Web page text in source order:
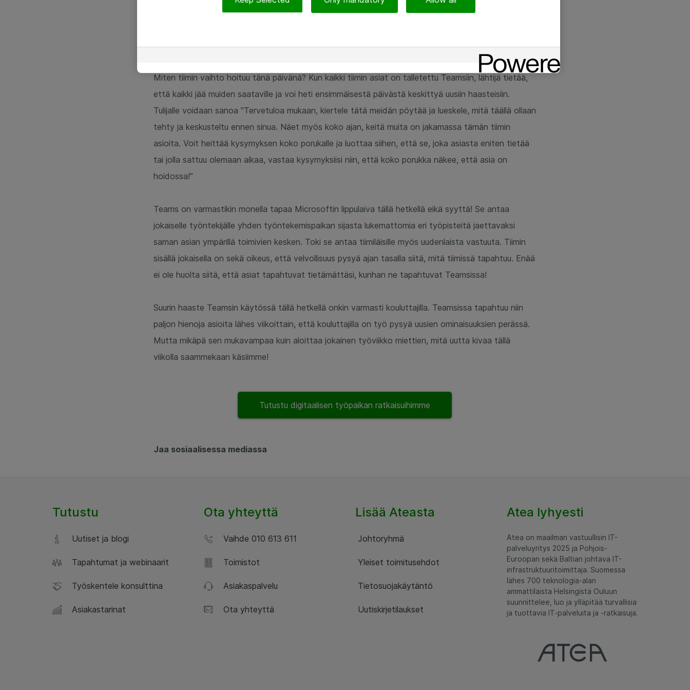
päällä lappunen, jossa saatesanoiksi luki "Tervetuloa mukaan, opiskele näistä, miten meillä tehdään
ihmeessä tähän tiimiin nyt kuuluikaan, keneltä voin kysyä, mistä löydän lisätietoja? Tuttua?
Miten tiimin vaihto hoituu tänä päivänä? Kun kaikki tiimin asiat on talletettu Teamsiin, lähtijä tietää,
että kaikki jää muiden saataville ja voi heti ensimmäisestä päivästä keskittyä uusiin haasteisiin.
Tulijalle voidaan sanoa "Tervetuloa mukaan, kiertele tätä meidän pöytää ja lueskele, mitä täällä ollaan
tehty ja keskusteltu ennen sinua. Näet myös koko ajan, keitä muita on jakamassa tämän tiimin
asioita. Voit heittää kysymyksen koko porukalle ja luottaa siihen, että se, joka asiasta eniten tietää
tai jolla sattuu olemaan aikaa, vastaa kysymyksiisi niin, että koko porukka näkee, että asia on
hoidossa!”
Teams on varmastikin monella tapaa Microsoftin lippulaiva tällä hetkellä eikä syyttä! Se antaa
jokaiselle työntekijälle yhden työntekemispaikan sijasta lukemattomia eri työpisteitä jaettavaksi
saman asian ympärillä toimivien kesken. Toki se antaa tiimiläisille myös uudenlaista vastuuta. Tiimin
sisällä jokaisella on sekä oikeus, että velvollisuus pysyä ajan tasalla siitä, mitä tiimissä tapahtuu. Enää
ei ole huolta siitä, että asiat tapahtuvat tietämättäsi, kunhan ne tapahtuvat Teamsissa!
Suurin haaste Teamsin käytössä tällä hetkellä onkin varmasti kouluttajilla. Teamsissa tapahtuu niin
paljon hienoja asioita lähes viikoittain, että kouluttajilla on työ pysyä uusien ominaisuuksien perässä.
Mutta mikäpä sen mukavampaa kuin aloittaa jokainen työviikko miettien, mitä uutta kivaa tällä
viikolla saammekaan käsiimme!
Tutustu digitaalisen työpaikan ratkaisuihimme
Jaa sosiaalisessa mediassa
Tutustu
Uutiset ja blogi
Tapahtumat ja webinaarit
Työskentele konsulttina
Asiakastarinat
Ota yhteyttä
Vaihde 010 613 611
Toimistot
Asiakaspalvelu
Ota yhteyttä
Lisää Ateasta
Johtoryhmä
Yleiset toimitusehdot
Tietosuojakäytäntö
Uutiskirjetilaukset
Atea lyhyesti
Atea on maailman vastuullisin IT-
palveluyritys 2025 ja Pohjois-
Euroopan sekä Baltian johtava IT-
infrastruktuuritoimittaja. Suomessa
lähes 700 teknologia-alan
ammattilaista Helsingistä Ouluun
suunnittelee, luo ja ylläpitää turvallisia
ja tuottavia IT-palveluita ja -ratkaisuja.